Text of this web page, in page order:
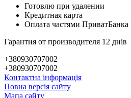
Готовлю при удалении
Кредитная карта
Оплата частями ПриватБанка
Гарантия от производителя 12 днів
+380930707002
+380930707002
Контактна інформація
Повна версія сайту
Мапа сайту